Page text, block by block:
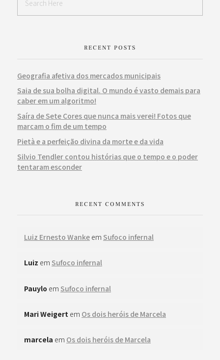
RECENT POSTS
Geografia afetiva dos mercados municipais
Saia de sua bolha digital. O mundo é vasto demais para
caber em um algoritmo!
Saíra de Sete Cores que nunca mais verei! Fotos que
marcam o fim de um tempo
Pietà e a perfeição divina da morte e da vida
Silvio Tendler contou histórias que o tempo e o poder
tentaram esconder
RECENT COMMENTS
Luiz Ernesto Wanke em Sufoco infernal
Luiz em Sufoco infernal
Pauylo em Sufoco infernal
Mari Weigert em Os dois heróis de Marcela
marcela em Os dois heróis de Marcela